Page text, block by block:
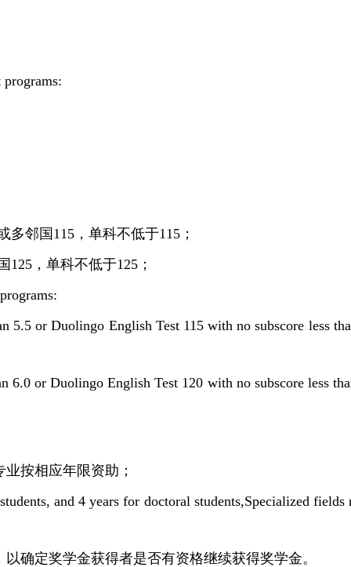
邻国115，单科不低于115；
，单科不低于125；
5.5 or Duolingo English Test 115 with no subscore less
6.0 or Duolingo English Test 120 with no subscore less
按相应年限资助；
and 4 years for doctoral students,Specialized fields
确定奖学金获得者是否有资格继续获得奖学金。